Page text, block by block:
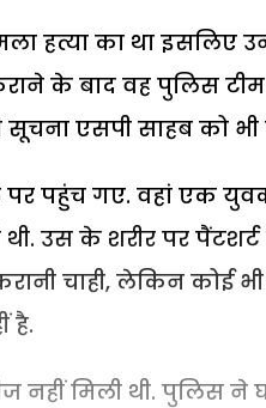
हत्या का था इसलिए
के बाद वह पुलिस टीम के
एसपी साहब को भी
पहुंच गए. वहां एक
उस के शरीर पर
चाही, लेकिन कोई
है.
मिली थी. पुलिस ने